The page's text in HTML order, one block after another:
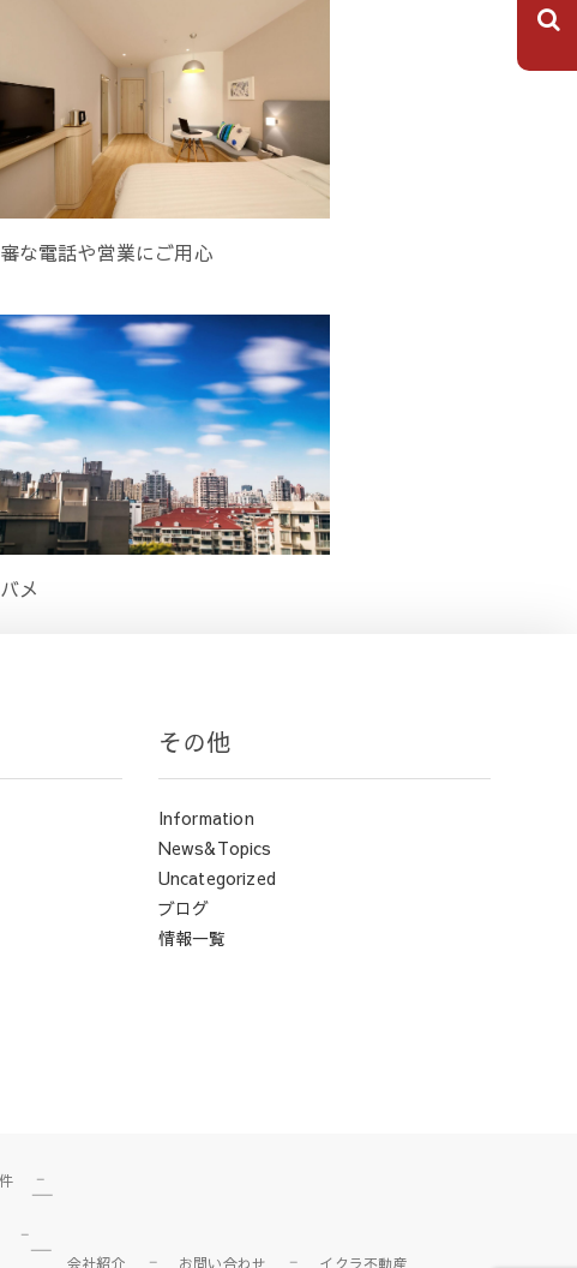
な電話や営業にご用心
メ
その他
Information
News&Topics
Uncategorized
ブログ
情報一覧
会社紹介 お問い合わせ イクラ不動産